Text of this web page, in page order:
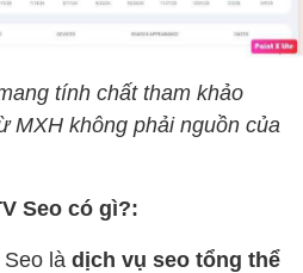
tính chất tham khảo
MXH không phải nguồn của
Seo có gì?:
là dịch vụ seo tổng thể